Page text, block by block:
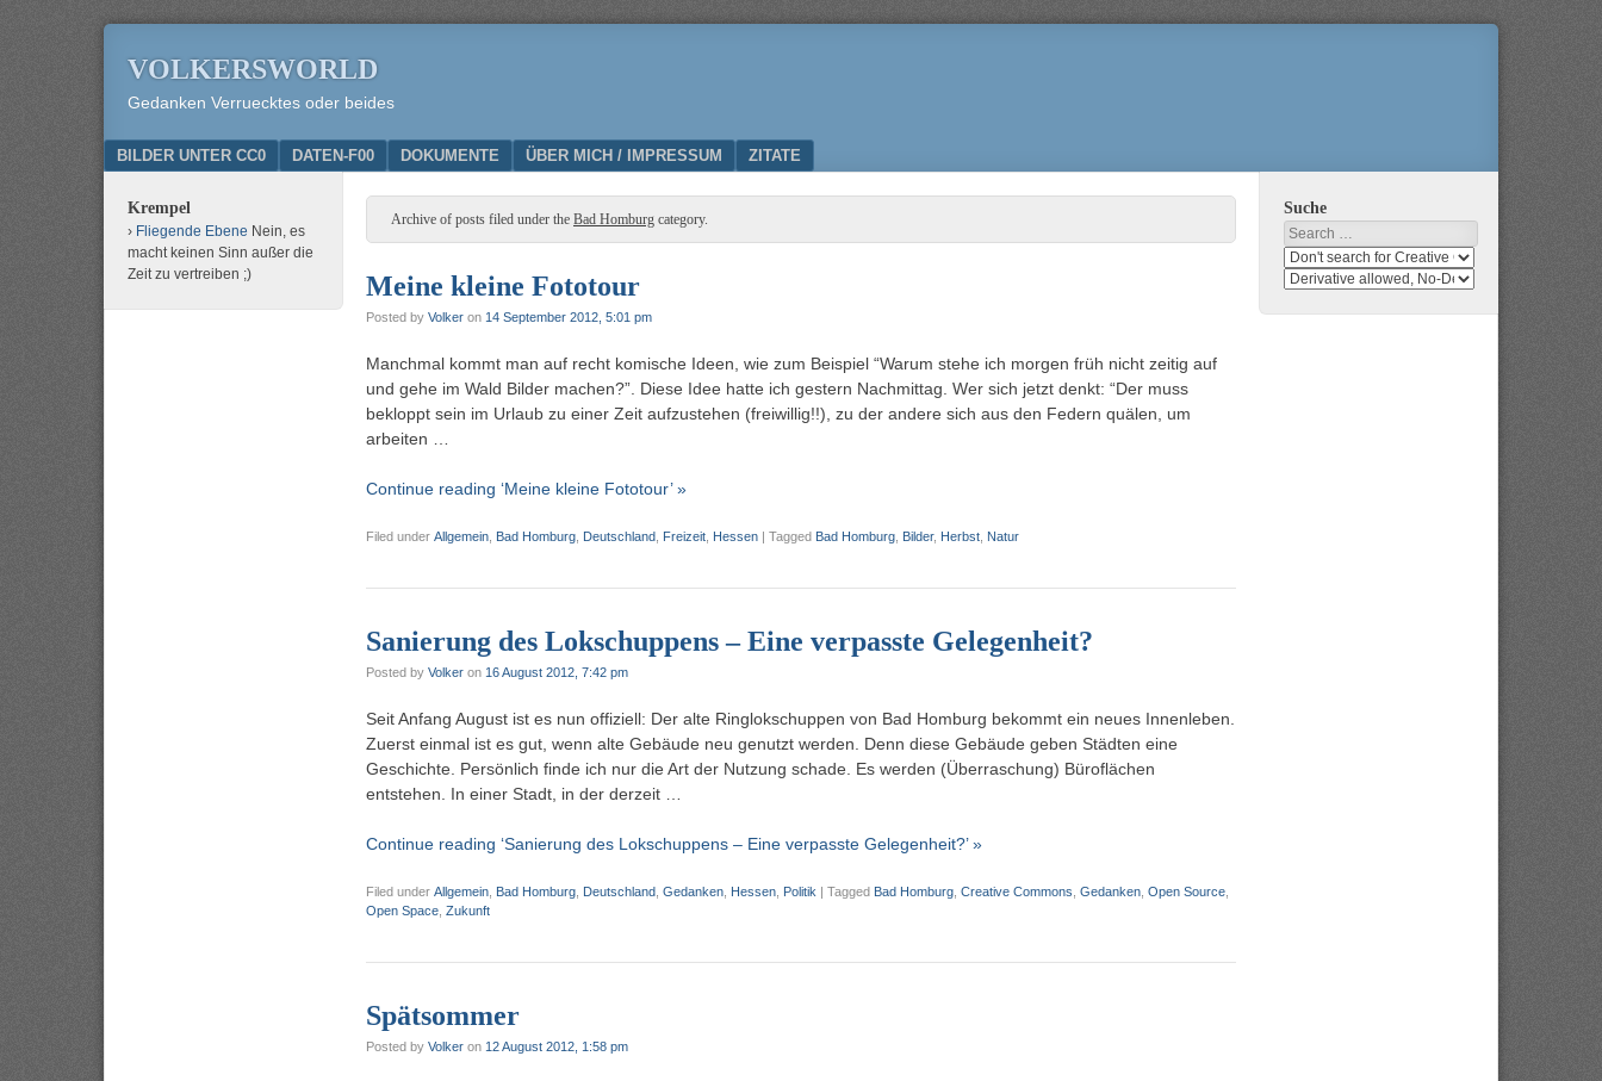
VOLKERSWORLD
Gedanken Verruecktes oder beides
Menu
SKIP TO CONTENT
BILDER UNTER CC0 DATEN-F00 DOKUMENTE ÜBER MICH / IMPRESSUM ZITATE
Archive of posts filed under the Bad Homburg category.
Meine kleine Fototour
Posted by Volker on 14 September 2012, 5:01 pm
Manchmal kommt man auf recht komische Ideen, wie zum Beispiel “Warum stehe ich morgen früh nicht zeitig auf
und gehe im Wald Bilder machen?”. Diese Idee hatte ich gestern Nachmittag. Wer sich jetzt denkt: “Der muss
bekloppt sein im Urlaub zu einer Zeit aufzustehen (freiwillig!!), zu der andere sich aus den Federn quälen, um
arbeiten …
Continue reading ‘Meine kleine Fototour’ »
Filed under Allgemein Bad Homburg Deutschland Freizeit Hessen | Tagged Bad Homburg Bilder, Herbst Natur
Sanierung des Lokschuppens – Eine verpasste Gelegenheit?
Posted by Volker on 16 August 2012, 7:42 pm
Seit Anfang August ist es nun offiziell: Der alte Ringlokschuppen von Bad Homburg bekommt ein neues Innenleben.
Zuerst einmal ist es gut, wenn alte Gebäude neu genutzt werden. Denn diese Gebäude geben Städten eine
Geschichte. Persönlich finde ich nur die Art der Nutzung schade. Es werden (Überraschung) Büroflächen
entstehen. In einer Stadt, in der derzeit …
Continue reading ‘Sanierung des Lokschuppens – Eine verpasste Gelegenheit?’ »
Filed under Allgemein Bad Homburg Deutschland Gedanken Hessen Politik | Tagged Bad Homburg Creative Commons Gedanken Open Source
Open Space Zukunft
Spätsommer
Posted by Volker on 12 August 2012, 1:58 pm
Krempel
Fliegende Ebene Nein, es
macht keinen Sinn außer die
Zeit zu vertreiben ;)
Suche
Search
Search
media
search